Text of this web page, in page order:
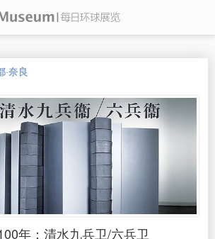
·奈良
年：清水九兵卫/六兵卫